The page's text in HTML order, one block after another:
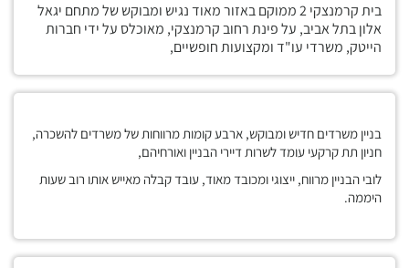
בית קרמנצקי 2 ממוקם באזור מאוד נגיש ומבוקש של מתחם יגאל
אלון בתל אביב, על פינת רחוב קרמנצקי, מאוכלס על ידי חברות
הייטק, משרדי עו"ד ומקצועות חופשיים,
בניין משרדים חדיש ומבוקש, ארבע קומות מרווחות של משרדים להשכרה,
חניון תת קרקעי עומד לשרות דיירי הבניין ואורחיהם,
לובי הבניין מרווח, ייצוגי ומכובד מאוד, עובד קבלה מאייש אותו רוב שעות
היממה.